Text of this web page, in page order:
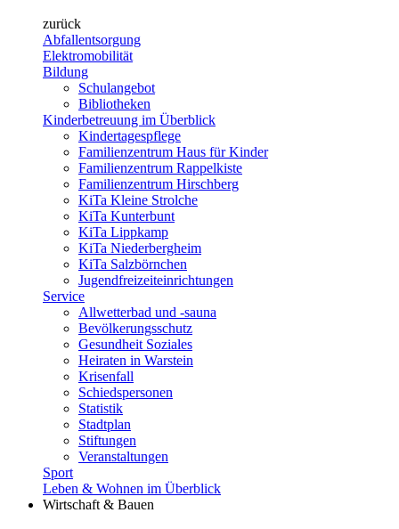
zurück
Abfallentsorgung
Elektromobilität
Bildung
Schulangebot
Bibliotheken
Kinderbetreuung im Überblick
Kindertagespflege
Familienzentrum Haus für Kinder
Familienzentrum Rappelkiste
Familienzentrum Hirschberg
KiTa Kleine Strolche
KiTa Kunterbunt
KiTa Lippkamp
KiTa Niederbergheim
KiTa Salzbörnchen
Jugendfreizeiteinrichtungen
Service
Allwetterbad und -sauna
Bevölkerungsschutz
Gesundheit Soziales
Heiraten in Warstein
Krisenfall
Schiedspersonen
Statistik
Stadtplan
Stiftungen
Veranstaltungen
Sport
Leben & Wohnen im Überblick
Wirtschaft & Bauen